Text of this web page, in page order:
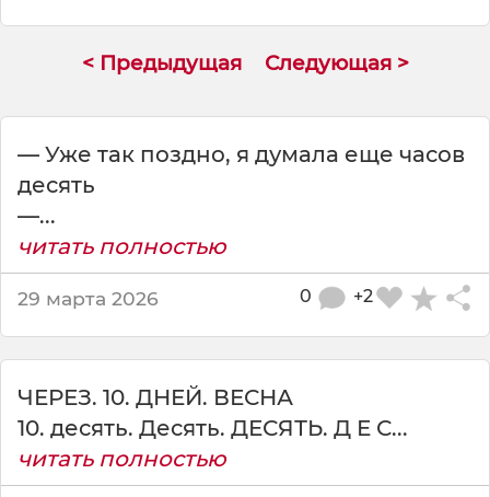
м
ы
л
е
< Предыдущая Следующая >
— Уже так поздно, я думала еще часов
десять
—...
читать полностью
29 марта 2026 +2
0
ЧЕРЕЗ. 10. ДНЕЙ. ВЕСНА
10. десять. Десять. ДЕСЯТЬ. Д Е С...
читать полностью